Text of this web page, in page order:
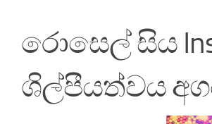
රොසෙල් සිය
ශිල්පීයත්වය